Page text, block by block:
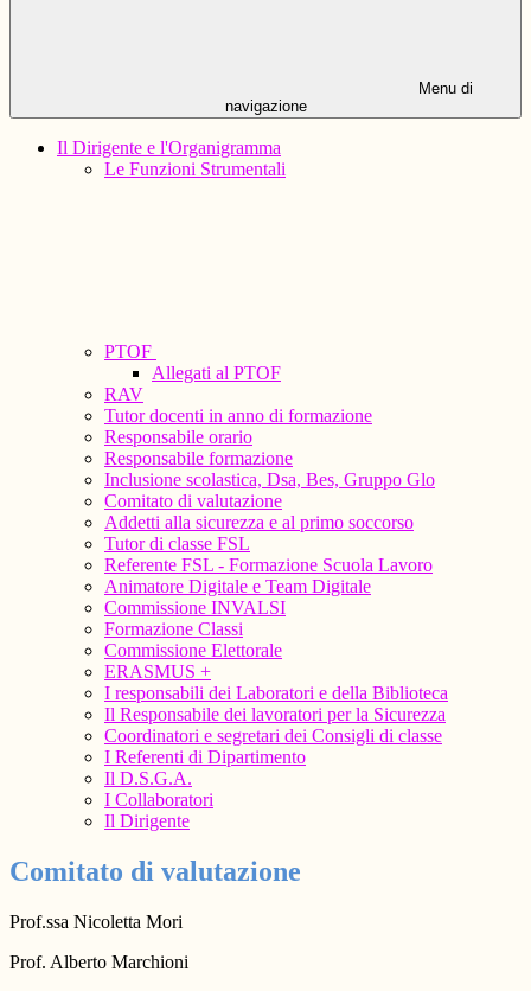
Menu di
navigazione
Il Dirigente e l'Organigramma
Le Funzioni Strumentali
PTOF
Allegati al PTOF
RAV
Tutor docenti in anno di formazione
Responsabile orario
Responsabile formazione
Inclusione scolastica, Dsa, Bes, Gruppo Glo
Comitato di valutazione
Addetti alla sicurezza e al primo soccorso
Tutor di classe FSL
Referente FSL - Formazione Scuola Lavoro
Animatore Digitale e Team Digitale
Commissione INVALSI
Formazione Classi
Commissione Elettorale
ERASMUS +
I responsabili dei Laboratori e della Biblioteca
Il Responsabile dei lavoratori per la Sicurezza
Coordinatori e segretari dei Consigli di classe
I Referenti di Dipartimento
Il D.S.G.A.
I Collaboratori
Il Dirigente
Comitato di valutazione
Prof.ssa Nicoletta Mori
Prof. Alberto Marchioni